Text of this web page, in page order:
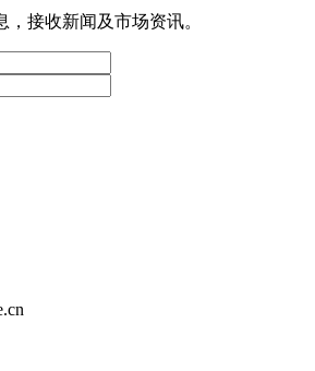
接收新闻及市场资讯。